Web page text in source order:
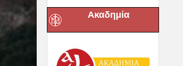
Ακαδημία